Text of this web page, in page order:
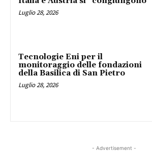
Luglio 28, 2026
Tecnologie Eni per il
monitoraggio delle fondazioni
della Basilica di San Pietro
Luglio 28, 2026
- Advertisement -